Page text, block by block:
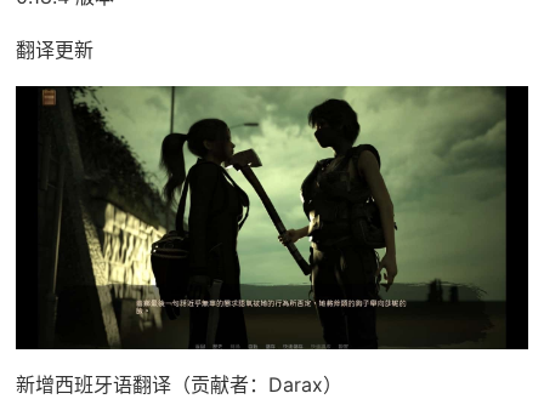
翻译更新
新增西班牙语翻译（贡献者：Darax）